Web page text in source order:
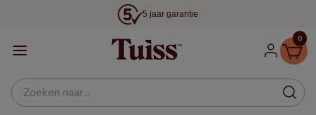
5 jaar garantie
0
Zoeken naar...